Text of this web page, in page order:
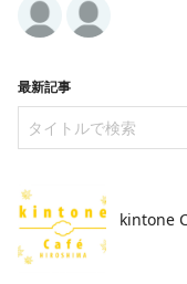
最新記事
kintone